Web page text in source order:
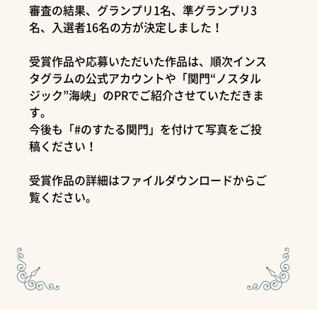
審査の結果、グランプリ1名、準グランプリ3
名、入選者16名の方が決定しました！
受賞作品や応募いただいた作品は、順次インス
タグラムの公式アカウントや「関門“ノスタル
ジック”海峡」のPRでご紹介させていただきま
す。
今後も「#のすたる関門」を付けて写真をご投
稿ください！
受賞作品の詳細はファイルダウンロードからご
覧ください。